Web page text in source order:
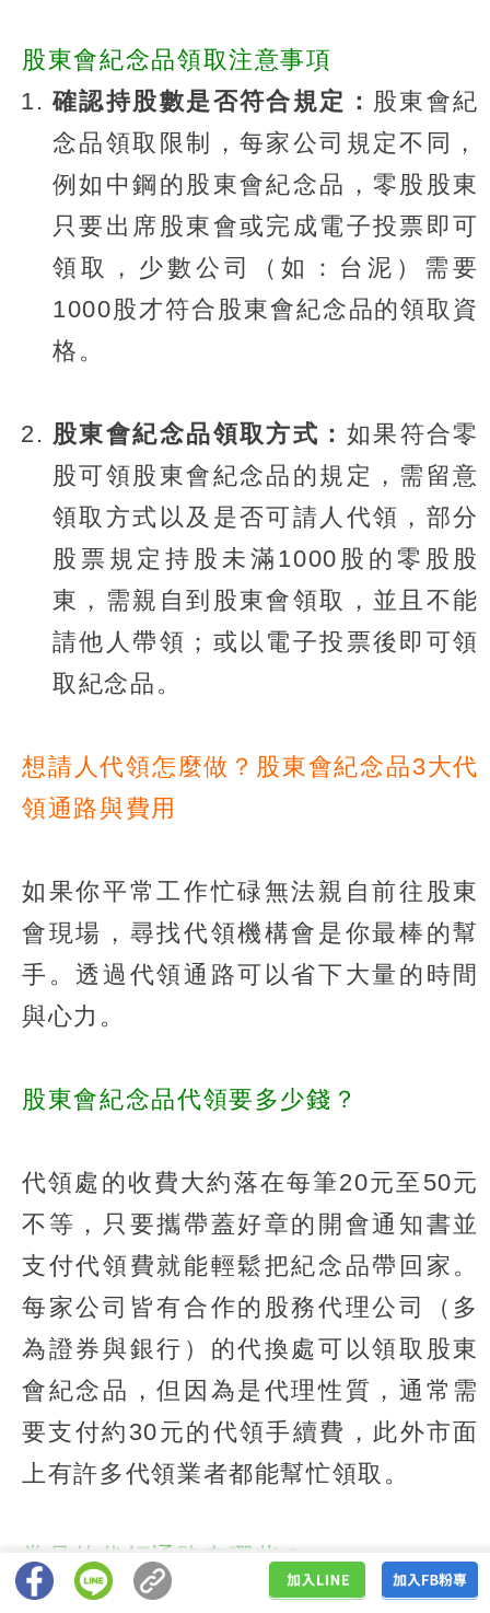
股東會紀念品領取注意事項
確認持股數是否符合規定： 股東會紀
念品領取限制，每家公司規定不同，
例如中鋼的股東會紀念品，零股股東
只要出席股東會或完成電子投票即可
領取，少數公司（如：台泥）需要
1000股才符合股東會紀念品的領取資
格。
股東會紀念品領取方式： 如果符合零
股可領股東會紀念品的規定，需留意
領取方式以及是否可請人代領，部分
股票規定持股未滿1000股的零股股
東，需親自到股東會領取，並且不能
請他人帶領；或以電子投票後即可領
取紀念品。
想請人代領怎麼做？股東會紀念品3大代
領通路與費用
如果你平常工作忙碌無法親自前往股東
會現場，尋找代領機構會是你最棒的幫
手。透過代領通路可以省下大量的時間
與心力。
股東會紀念品代領要多少錢？
代領處的收費大約落在每筆20元至50元
不等，只要攜帶蓋好章的開會通知書並
支付代領費就能輕鬆把紀念品帶回家。
每家公司皆有合作的股務代理公司（多
為證券與銀行）的代換處可以領取股東
會紀念品，但因為是代理性質，通常需
要支付約30元的代領手續費，此外市面
上有許多代領業者都能幫忙領取。
常見的代領通路有哪些？